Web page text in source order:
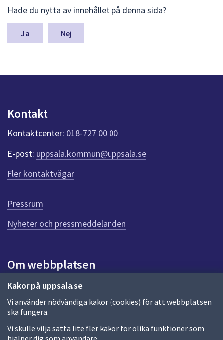
Kakor på uppsala.se
Vi använder nödvändiga kakor (cookies) för att webbplatsen
ska fungera.
Vi skulle vilja sätta lite fler kakor för olika funktioner som
hjälper dig som användare.
ä
m
a
n
k
t
e
r
f
ö
r
e
n
n
a
d
a
Hade du nytta av innehållet på denna sida?
Nej
Kontakt
Kontaktcenter: 018-727 00 00
E-post: uppsala.kommun@uppsala.se
Fler kontaktvägar
Pressrum
Nyheter och pressmeddelanden
Om webbplatsen
Om webbplatsen
Allmänna handlingar och diarium
Behandling av personuppgifter